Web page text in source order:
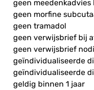
geen meedenkadvies
geen morfine
geen tramadol
geen verwijsbrief bij
geen verwijsbrief
geïndividualiseerde
geïndividualiseerde
geldig binnen 1 jaar